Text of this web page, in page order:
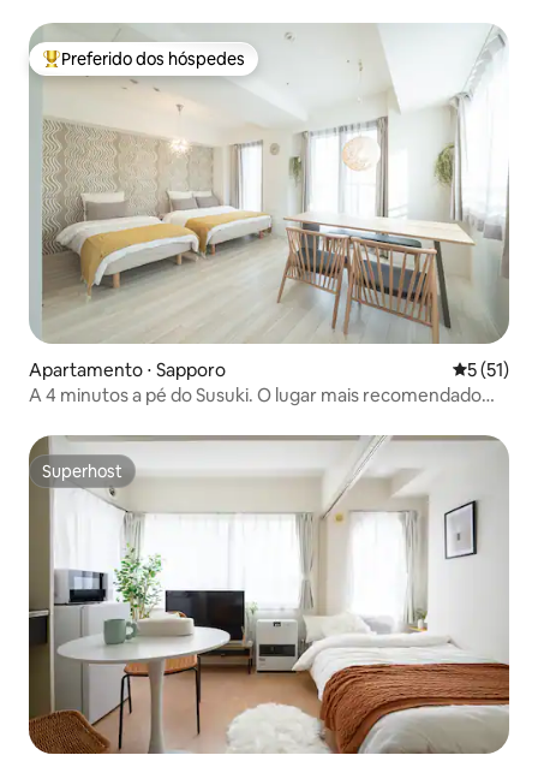
colchões Simmons / A uma curta caminhada de Susuki! /
Supervisionado por médicos
Entre os melhores preferidos dos hóspedes
Preferido dos hóspedes
Apartamento ⋅ Sapporo 5 de uma
5 (51)
A 4 minutos a pé do Susuki. O lugar mais recomendado
Superhost
Superhost